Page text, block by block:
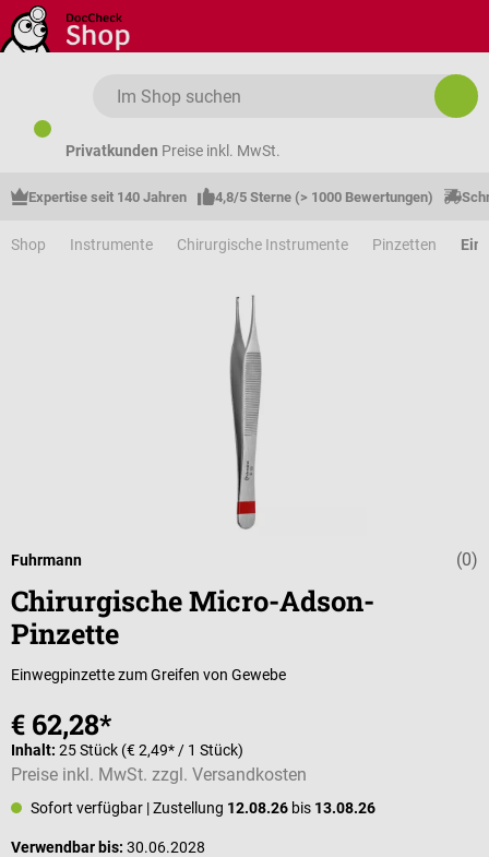
Zum Hauptinhalt springen
Privatkunden Preise inkl. MwSt.
Expertise seit 140 Jahren 4,8/5 Sterne (> 1000 Bewertungen)
Shop Instrumente Chirurgische Instrumente Pinzetten
(0)
Fuhrmann
Chirurgische Micro-Adson-
Pinzette
Einwegpinzette zum Greifen von Gewebe
€ 62,28*
Inhalt: 25 Stück (€ 2,49* / 1 Stück)
Preise inkl. MwSt. zzgl. Versandkosten
Sofort verfügbar | Zustellung 12.08.26 bis 13.08.26
Verwendbar bis: 30.06.2028